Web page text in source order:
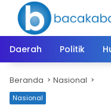
Langsung
konten
Daerah
Politik
Beranda Nasional
Nasional